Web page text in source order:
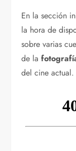
En la sección
la hora de
sobre varias
de la
del cine actual.